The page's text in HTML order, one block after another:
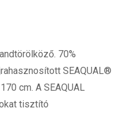
70%
SEAQUAL®
cm. A SEAQUAL
tisztító